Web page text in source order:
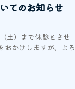
てのお知らせ
土）まで休診とさせ
おかけしますが、よろ